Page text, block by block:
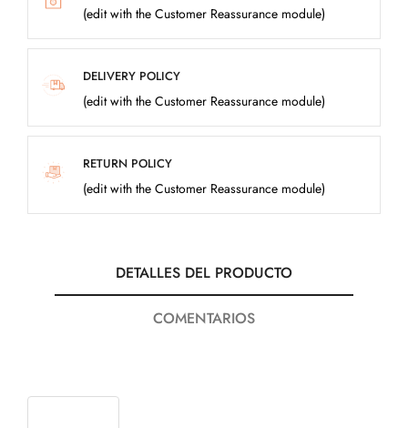
(edit with the Customer Reassurance module)
DELIVERY POLICY
(edit with the Customer Reassurance module)
RETURN POLICY
(edit with the Customer Reassurance module)
DETALLES DEL PRODUCTO
COMENTARIOS